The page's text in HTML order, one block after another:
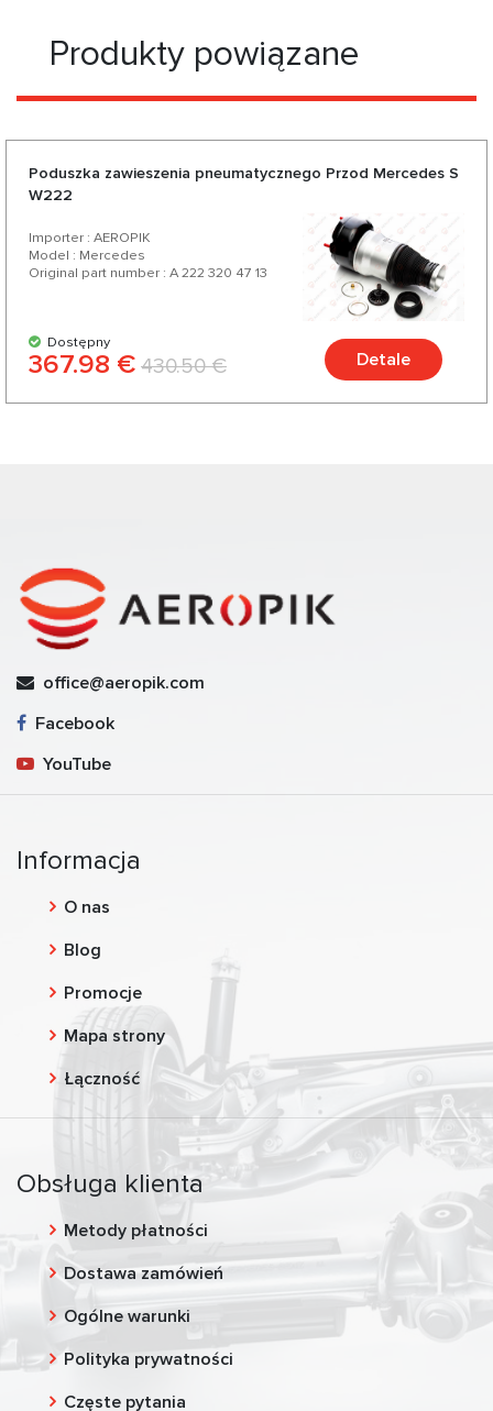
Produkty powiązane
Poduszka zawieszenia pneumatycznego Przod Mercedes S
W222
Importer : AEROPIK
Model : Mercedes
Original part number : A 222 320 47 13
Dostępny
367.98 € 430.50 € Detale
office@aeropik.com
Facebook
YouTube
Informacja
O nas
Blog
Promocje
Mapa strony
Łączność
Obsługa klienta
Metody płatności
Dostawa zamówień
Ogólne warunki
Polityka prywatności
Częste pytania